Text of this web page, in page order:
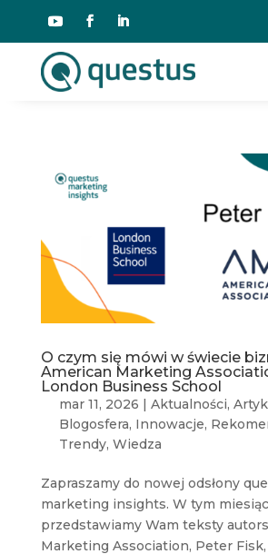
O czym się mówi w świecie
American Marketing
London Business School
mar 11, 2026 Aktualności,
Blogosfera, Innowacje,
Trendy, Wiedza
Zapraszamy do nowej odsłony
marketing insights. W tym
przedstawiamy Wam teksty
Marketing Association, Peter